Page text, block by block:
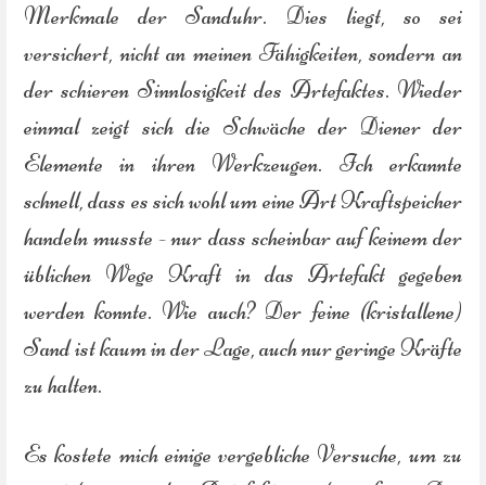
Merkmale der Sanduhr. Dies liegt, so sei
versichert, nicht an meinen Fähigkeiten, sondern an
der schieren Sinnlosigkeit des Artefaktes. Wieder
einmal zeigt sich die Schwäche der Diener der
Elemente in ihren Werkzeugen. Ich erkannte
schnell, dass es sich wohl um eine Art Kraftspeicher
handeln musste - nur dass scheinbar auf keinem der
üblichen Wege Kraft in das Artefakt gegeben
werden konnte. Wie auch? Der feine (kristallene)
Sand ist kaum in der Lage, auch nur geringe Kräfte
zu halten.
Es kostete mich einige vergebliche Versuche, um zu